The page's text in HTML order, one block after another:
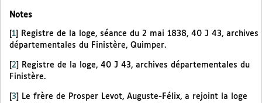
Notes
1
Registre de la loge, séance du 2 mai 1838, 40 J 43, archives
départementales du Finistère, Quimper.
2
Registre de la loge, 40 J 43, archives départementales du
Finistère.
[3]
Le frère de Prosper Levot, Auguste-Félix, a rejoint la loge